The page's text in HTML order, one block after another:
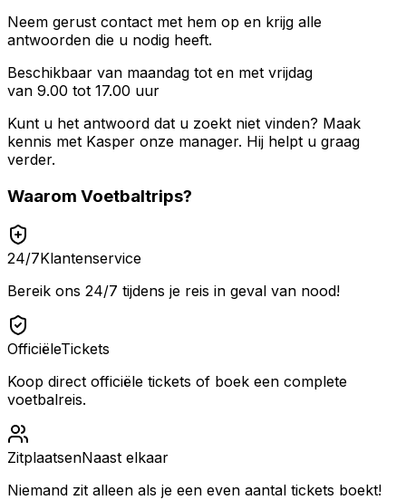
Neem gerust contact met hem op en krijg alle
antwoorden die u nodig heeft.
Beschikbaar van maandag tot en met vrijdag
van 9.00 tot 17.00 uur
Kunt u het antwoord dat u zoekt niet vinden? Maak
kennis met Kasper onze manager. Hij helpt u graag
verder.
Waarom Voetbaltrips?
24/7Klantenservice
Bereik ons 24/7 tijdens je reis in geval van nood!
OfficiëleTickets
Koop direct officiële tickets of boek een complete
voetbalreis.
ZitplaatsenNaast elkaar
Niemand zit alleen als je een even aantal tickets boekt!